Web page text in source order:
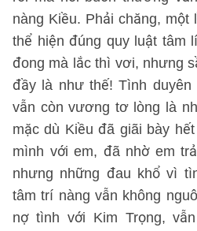
nàng Kiều. Phải chăng,
thể hiện đúng quy luật tâm
đong mà lắc thì vơi, nhưng
đầy là như thế! Tình
vẫn còn vương tơ lòng là
mặc dù Kiều đã giãi bày
mình với em, đã nhờ em
nhưng những đau khổ vì
tâm trí nàng vẫn không
nợ tình với Kim Trọng,